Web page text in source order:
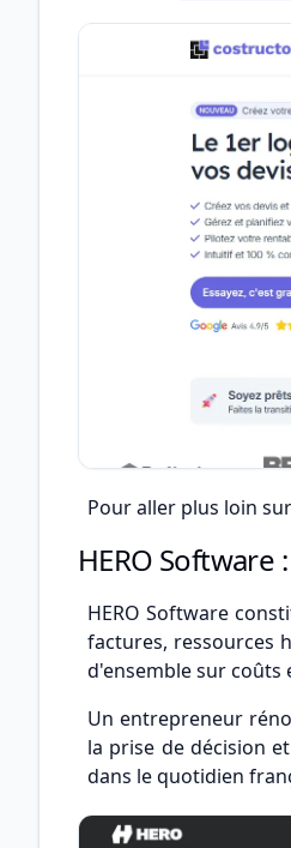
Pour aller plus loin
HERO Software
HERO Software
factures, ressources
d'ensemble sur coûts
Un entrepreneur
la prise de décision
dans le quotidien